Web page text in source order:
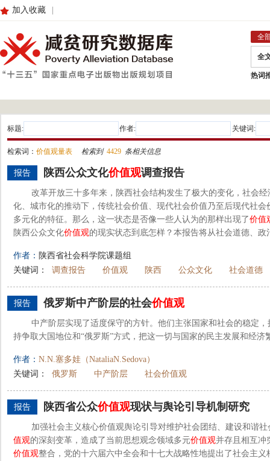
加入收藏
全
全
热词
标题: 作者: 关键词:
检索词： 价值观量表 检索到 4429 条相关信息
报告 陕西公众文化价值观调查报告
改革开放三十多年来，陕西社会结构发生了极大的变化，社会
化、城市化的推动下，传统社会价值、现代社会价值乃至后现代社会
多元化的特征。那么，这一状态是否像一些人认为的那样出现了价值
陕西公众文化价值观的现实状态到底怎样？本报告将从社会道德、
作者： 陕西省社会科学院课题组
关键词：
调查报告 价值观 陕西 公众文化 社会道德
报告 俄罗斯中产阶层的社会价值观
中产阶层实现了适度保守的方针。他们主张国家和社会的稳定
持争取大国地位和“俄罗斯”方式，把这一切与国家的民主发展和经济
作者： N.N.塞多娃（NataliaN.Sedova）
关键词：
俄罗斯 中产阶层 社会价值观
报告 陕西省公众价值观现状与舆论引导机制研究
加强社会主义核心价值观舆论引导对维护社会团结、建设和谐
值观的深刻变革，造成了当前思想观念领域多元价值观并存且相互冲
价值观整合，党的十六届六中全会和十七大战略性地提出了社会主